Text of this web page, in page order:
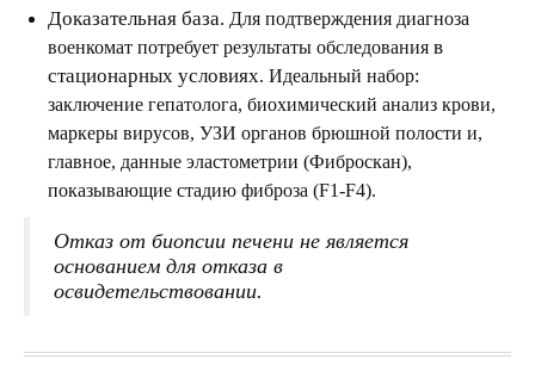
Доказательная база. Для подтверждения диагноза
военкомат потребует результаты обследования в
стационарных условиях. Идеальный набор:
заключение гепатолога, биохимический анализ крови,
маркеры вирусов, УЗИ органов брюшной полости и,
главное, данные эластометрии (Фиброскан),
показывающие стадию фиброза (F1-F4).
Отказ от биопсии печени не является
основанием для отказа в
освидетельствовании.